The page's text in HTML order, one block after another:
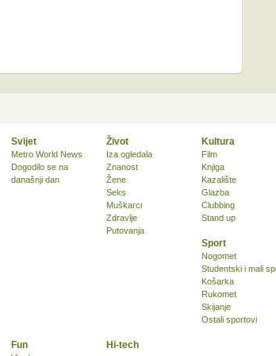
Svijet
Metro World News
Dogodilo se na
današnji dan
Život
Iza ogledala
Znanost
Žene
Seks
Muškarci
Zdravlje
Putovanja
Kultura
Film
Knjiga
Kazalište
Glazba
Clubbing
Stand up
Sport
Nogomet
Studentski i mali
Košarka
Rukomet
Skijanje
Ostali sportovi
Fun Hi-tech